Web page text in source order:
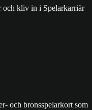
och kliv in i Spelarkarriär
och bronsspelarkort som